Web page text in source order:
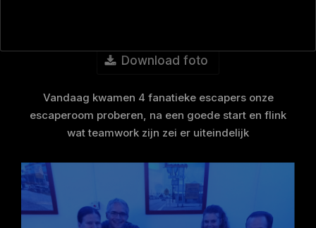
Download foto
Vandaag kwamen 4 fanatieke escapers onze
escaperoom proberen, na een goede start en flink
wat teamwork zijn zei er uiteindelijk